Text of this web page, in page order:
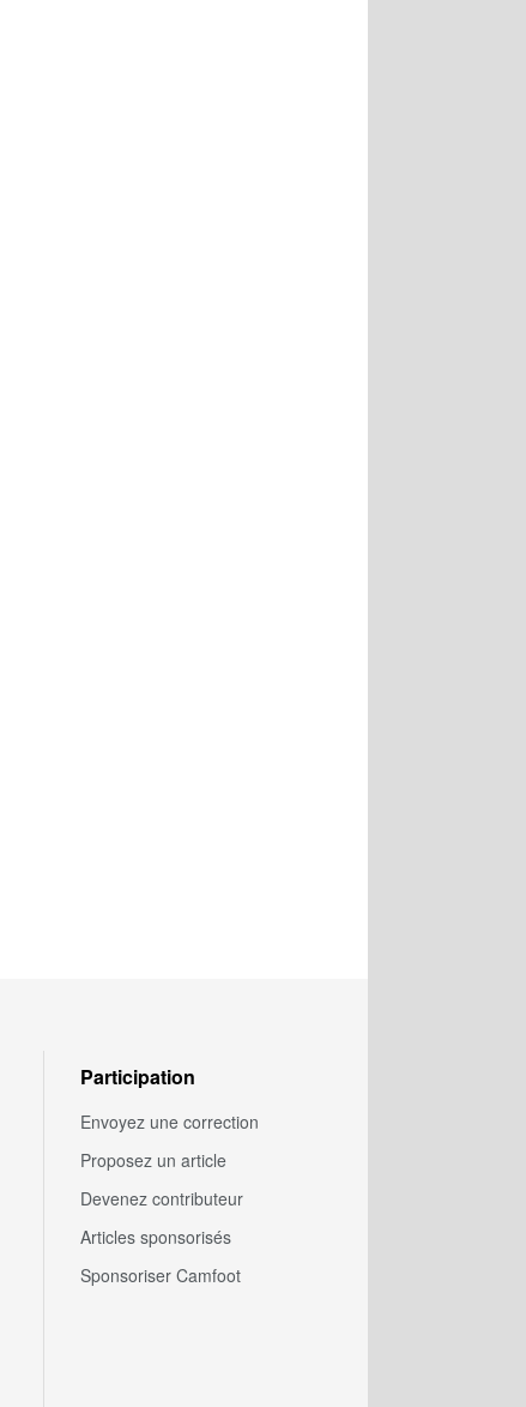
Participation
Envoyez une correction
Proposez un article
Devenez contributeur
Articles sponsorisés
Sponsoriser Camfoot